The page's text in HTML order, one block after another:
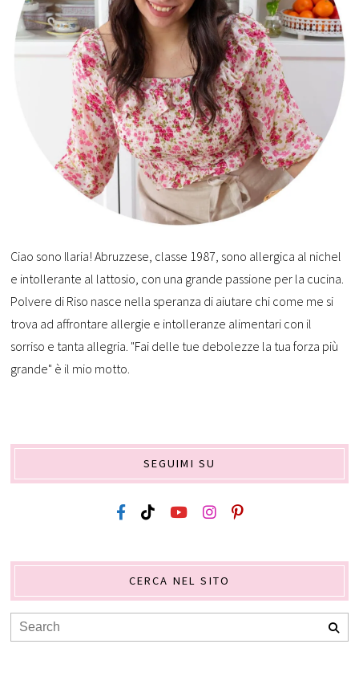
Ciao sono Ilaria! Abruzzese, classe 1987, sono allergica al nichel
e intollerante al lattosio, con una grande passione per la cucina.
Polvere di Riso nasce nella speranza di aiutare chi come me si
trova ad affrontare allergie e intolleranze alimentari con il
sorriso e tanta allegria. "Fai delle tue debolezze la tua forza più
grande" è il mio motto.
SEGUIMI SU
CERCA NEL SITO